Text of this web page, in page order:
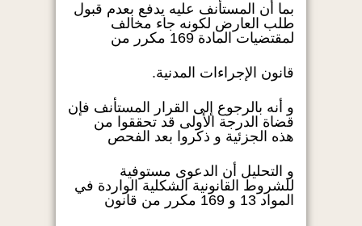
بما أن المستأنف عليه يدفع بعدم قبول
طلب العارض لكونه جاء مخالف
لمقتضيات المادة 169 مكرر من
قانون الإجراءات المدنية.
و أنه بالرجوع إلى القرار المستأنف فإن
قضاة الدرجة الأولى قد تحققوا من
هذه الجزئية و ذكروا بعد الفحص
و التحليل أن الدعوى مستوفية
للشروط القانونية الشكلية الواردة في
المواد 13 و 169 مكرر من قانون